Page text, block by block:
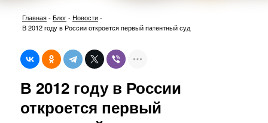
Главная-Блог- Новости-
В 2012 году в России откроется первый патентный суд
В 2012 году в России
откроется первый